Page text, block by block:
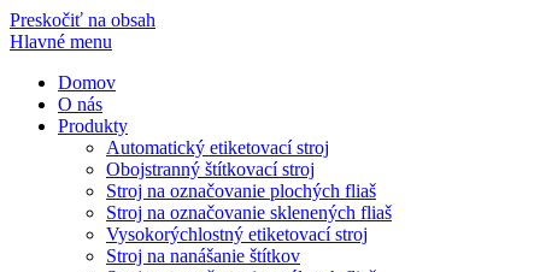
Preskočiť na obsah
Hlavné menu
Domov
O nás
Produkty
Automatický etiketovací stroj
Obojstranný štítkovací stroj
Stroj na označovanie plochých fliaš
Stroj na označovanie sklenených fliaš
Vysokorýchlostný etiketovací stroj
Stroj na nanášanie štítkov